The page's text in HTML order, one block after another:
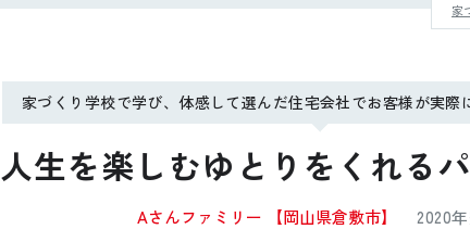
ご利用は無料！全国20校
お近くの学校を探す
家
家づくり学校で学び、体感して選んだ住宅会社でお客様が実際
人生を楽しむゆとりをくれる
Aさんファミリー 【岡山県倉敷市】 2020